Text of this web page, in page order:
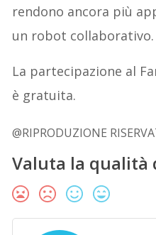
rendono ancora più
un robot collaborativo.
La partecipazione al
è gratuita.
@RIPRODUZIONE
Valuta la qualità